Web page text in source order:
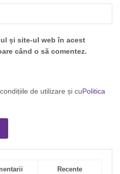
și site-ul web în acest
când o să comentez.
de utilizare și cuPolitica
Recente